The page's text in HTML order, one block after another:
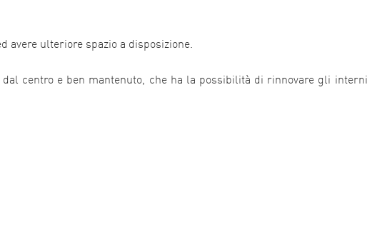
avere ulteriore spazio a disposizione.
centro e ben mantenuto, che ha la possibilità di rinnovare gli interni